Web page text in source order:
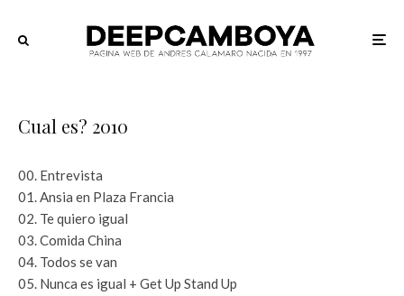
Cual es? 2010
00. Entrevista
01. Ansia en Plaza Francia
02. Te quiero igual
03. Comida China
04. Todos se van
05. Nunca es igual + Get Up Stand Up